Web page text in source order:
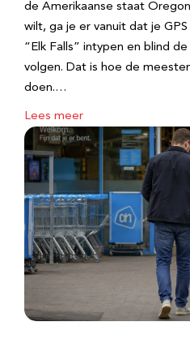
de Amerikaanse staat
wilt, ga je er vanuit dat je
“Elk Falls” intypen en blind
volgen. Dat is hoe de
doen.…
Lees meer